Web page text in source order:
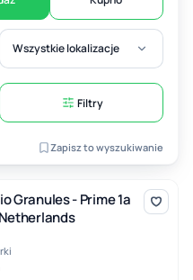
Wszystkie lokalizacje
Filtry
Zapisz to wyszukiwanie
Prime 1a Grade - 22 Mt - Exw
Granules - Prime 1a